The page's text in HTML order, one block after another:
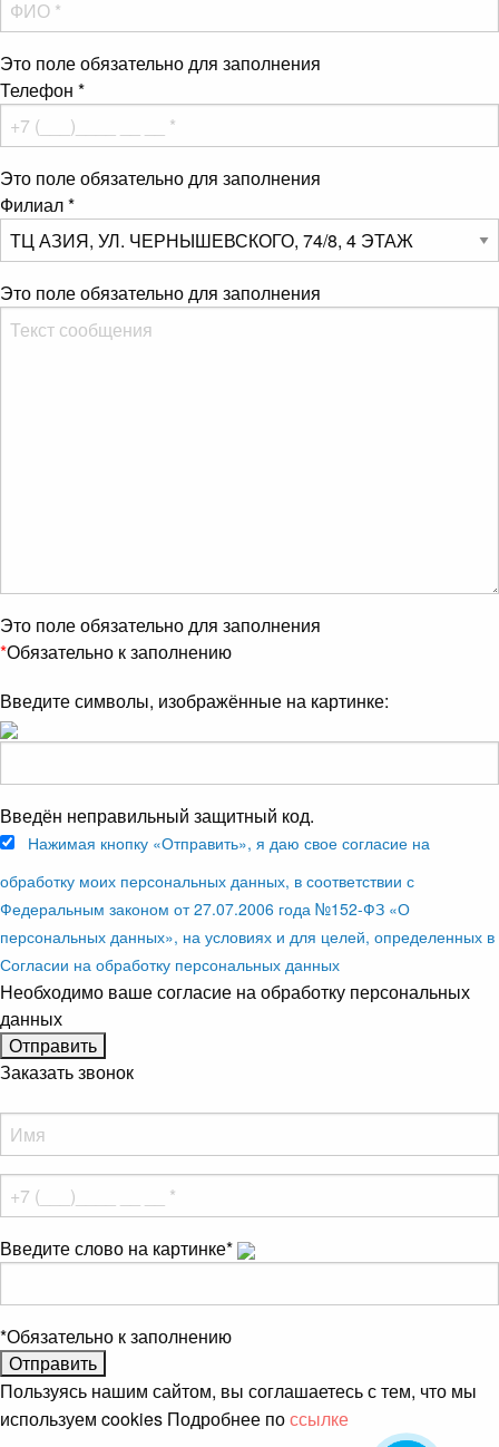
Это поле обязательно для заполнения
Телефон *
Это поле обязательно для заполнения
Филиал*
Это поле обязательно для заполнения
Это поле обязательно для заполнения
*Обязательно к заполнению
Введите символы, изображённые на картинке:
Введён неправильный защитный код.
Нажимая кнопку «Отправить», я даю свое согласие на
обработку моих персональных данных, в соответствии с
Федеральным законом от 27.07.2006 года №152-ФЗ «О
персональных данных», на условиях и для целей, определенных в
Согласии на обработку персональных данных
Необходимо ваше согласие на обработку персональных
данных
Заказать звонок
Введите слово на картинке*
*Обязательно к заполнению
Пользуясь нашим сайтом, вы соглашаетесь с тем, что мы
используем cookies Подробнее поссылке